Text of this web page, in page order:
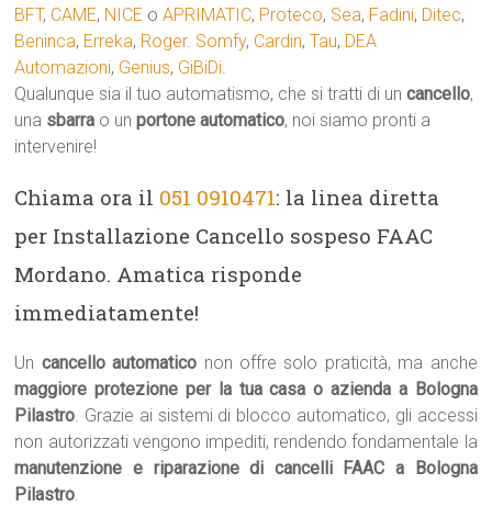
BFT, CAME, NICE oAPRIMATIC, Proteco, Sea, Fadini, Ditec,
Beninca, Erreka, Roger. Somfy, Cardin,Tau, DEA
Automazioni, Genius, GiBiDi.
Qualunque sia il tuo automatismo, che si tratti di uncancello,
una sbarra o unportone automatico, noi siamo pronti a
intervenire!
Chiama ora il 051 0910471: la linea diretta
per Installazione Cancello sospeso FAAC
Mordano. Amatica risponde
immediatamente!
Un cancello automatico non offre solo praticità, ma anche
maggiore protezione per la tua casa o azienda a Bologna
Pilastro. Grazie ai sistemi di blocco automatico, gli accessi
non autorizzati vengono impediti, rendendo fondamentale la
manutenzione e riparazione di cancelli FAAC a Bologna
Pilastro.